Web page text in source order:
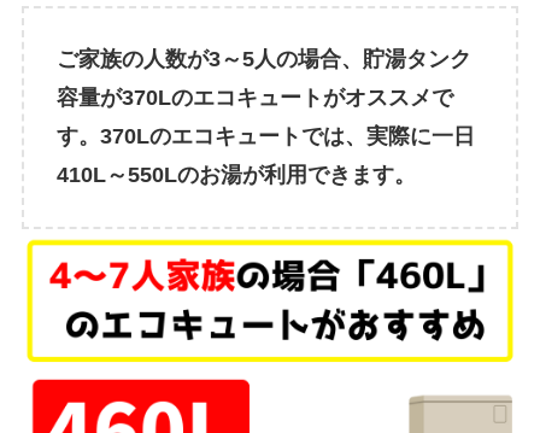
ご家族の人数が3～5人の場合、貯湯タンク
容量が370Lのエコキュートがオススメで
す。370Lのエコキュートでは、実際に一日
410L～550Lのお湯が利用できます。